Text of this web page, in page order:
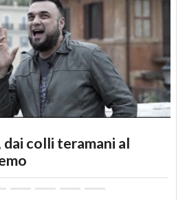
colli teramani al